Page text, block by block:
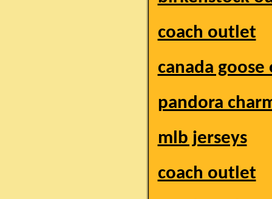
coach outlet
canada
pandora
mlb jerseys
coach outlet